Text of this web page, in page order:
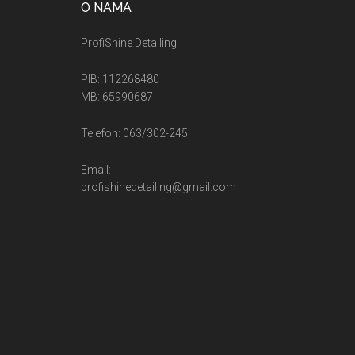
O NAMA
ProfiShine Detailing
PIB: 112268480
MB: 65990687
Telefon: 063/302-245
Email:
profishinedetailing@gmail.com